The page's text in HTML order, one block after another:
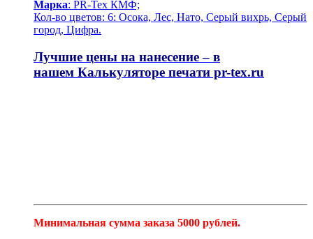
Марка: PR-Tex КМФ;
Кол-во цветов: 6: Осока, Лес, Нато, Серый вихрь, Серый
город, Цифра.
Лучшие цены на нанесение – в
нашем Калькуляторе печати pr-tex.ru
Минимальная сумма заказа 5000 рублей.